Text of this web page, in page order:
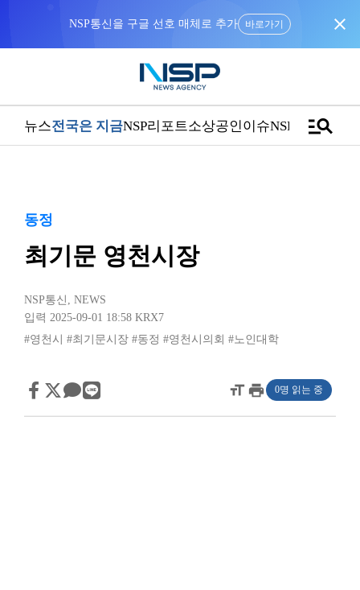
NSP통신을 구글 선호 매체로 추가 바로가기 close
뉴스전국은 지금NSP리포트소상공인이슈NSPTVmanage_search
동정
최기문 영천시장
NSP통신 , NEWS
입력 2025-09-01 18:58 KRX7
#영천시
#최기문시장 #동정 #영천시의회 #노인대학
format_sizeprint 0명 읽는 중